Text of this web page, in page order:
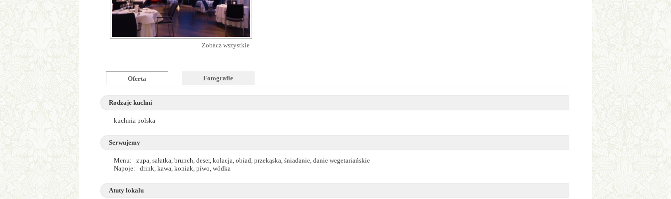
Zobacz wszystkie
Oferta Fotografie
Rodzaje kuchni
kuchnia polska
Serwujemy
Menu: zupa, sałatka, brunch, deser, kolacja, obiad, przekąska, śniadanie, danie wegetariańskie
Napoje: drink, kawa, koniak, piwo, wódka
Atuty lokalu